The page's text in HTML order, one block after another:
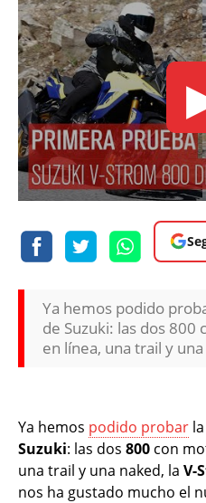
Ya hemos podido
de Suzuki: las dos
en línea, una trail y
Ya hemos podido probar
Suzuki: las dos 800 con
una trail y una naked, la V-
nos ha gustado mucho el